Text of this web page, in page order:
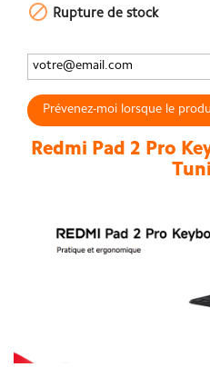
 Rupture de stock
Prévenez-moi lorsque le
Redmi Pad 2 Pro